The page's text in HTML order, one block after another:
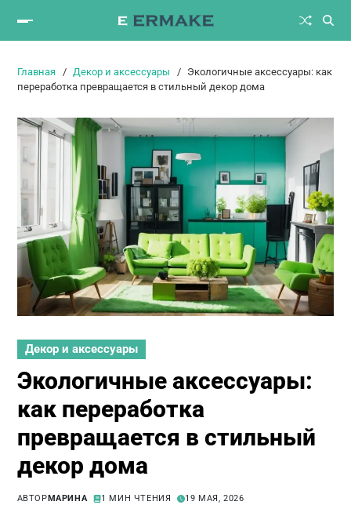
Главная Декор и аксессуары
Экологичные аксессуары: как
переработка превращается в стильный декор дома
Декор и аксессуары
Экологичные аксессуары:
как переработка
превращается в стильный
декор дома
АВТОРМАРИНА 1 МИН ЧТЕНИЯ 19 МАЯ, 2026